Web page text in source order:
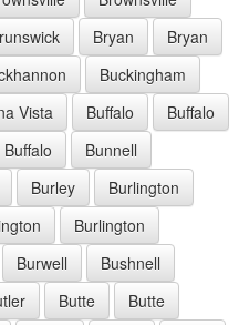
Bryan
Bryan
Buckingham
Vista Buffalo
Buffalo
Buffalo
Bunnell
Burley
Burlington
Burlington
Burwell
Bushnell
Butte
Butte